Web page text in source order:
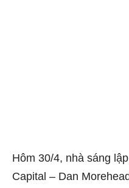
Hôm 30/4, nhà sáng
Capital – Dan